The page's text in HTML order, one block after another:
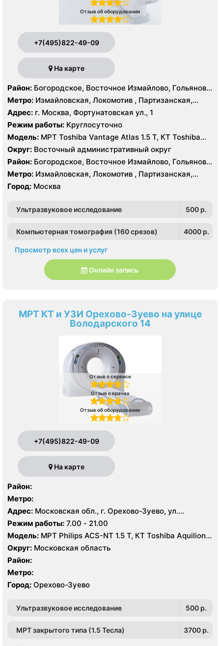
Отзыв об оборудовании
+7(495)822-49-09
На карте
Район: Богородское, Восточное Измайлово, Гольяново,
Измайлово, Соколиная Гора
Метро: Измайловская, Локомотив , Партизанская,
Преображенская площадь, Черкизовская
Адрес: г. Москва, Фортунатовская ул., 1
Режим работы: Круглосуточно
Модель: МРТ Toshiba Vantage Atlas 1.5 Т, КТ Toshiba
Aquilion Prime 160 срезов, Toshiba Aquilion CXL 128
срезов, Body Tom 32 среза УЗИ GE Voluson E8, GE Vivid
9
Округ: Восточный административный округ
Район: Богородское, Восточное Измайлово, Гольяново,
Измайлово, Соколиная Гора
Метро: Измайловская, Локомотив , Партизанская,
Преображенская площадь, Черкизовская
Город: Москва
Ультразвуковое исследование 500 p.
Компьютерная томография (160 срезов) 4000 p.
Просмотр всех цен и услуг
Онлайн запись
МРТ КТ и УЗИ Орехово-Зуево на улице
Володарского 14
Отзыв о сервисе
Отзыв о врачах
Отзыв об оборудовании
+7(495)822-49-09
На карте
Район:
Метро:
Адрес: Московская обл., г. Орехово-Зуево, ул.
Володарского, 14
Режим работы: 7.00 - 21.00
Модель: МРТ Philips ACS-NT 1.5 Т, КТ Toshiba Aquilion
64 среза, УЗИ
Округ: Московская область
Район:
Метро:
Город: Орехово-Зуево
Ультразвуковое исследование 500 p.
МРТ закрытого типа (1.5 Тесла) 3700 p.